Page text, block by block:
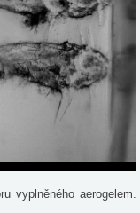
vyplněného aerogelem.